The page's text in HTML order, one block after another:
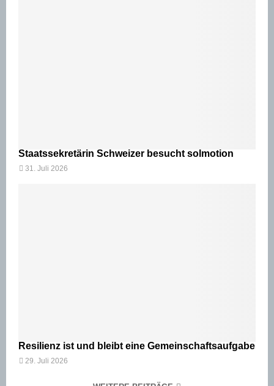
Staatssekretärin Schweizer besucht solmotion
31. Juli 2026
Resilienz ist und bleibt eine Gemeinschaftsaufgabe
29. Juli 2026